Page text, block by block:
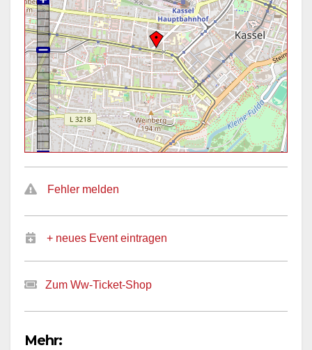
Fehler melden
+ neues Event eintragen
Zum Ww-Ticket-Shop
Mehr: